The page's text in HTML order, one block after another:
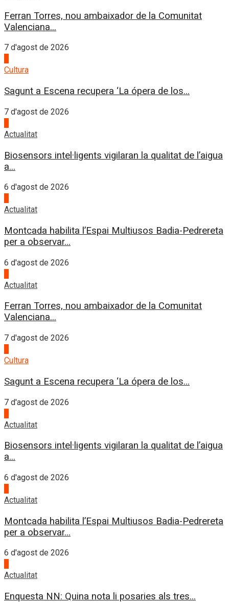
Ferran Torres, nou ambaixador de la Comunitat
Valenciana...
7 d'agost de 2026
Cultura
Sagunt a Escena recupera ‘La ópera de los...
7 d'agost de 2026
Actualitat
Biosensors intel·ligents vigilaran la qualitat de l’aigua
a...
6 d'agost de 2026
Actualitat
Montcada habilita l’Espai Multiusos Badia-Pedrereta
per a observar...
6 d'agost de 2026
Actualitat
Ferran Torres, nou ambaixador de la Comunitat
Valenciana...
7 d'agost de 2026
Cultura
Sagunt a Escena recupera ‘La ópera de los...
7 d'agost de 2026
Actualitat
Biosensors intel·ligents vigilaran la qualitat de l’aigua
a...
6 d'agost de 2026
Actualitat
Montcada habilita l’Espai Multiusos Badia-Pedrereta
per a observar...
6 d'agost de 2026
Actualitat
Enquesta NN: Quina nota li posaries als tres...